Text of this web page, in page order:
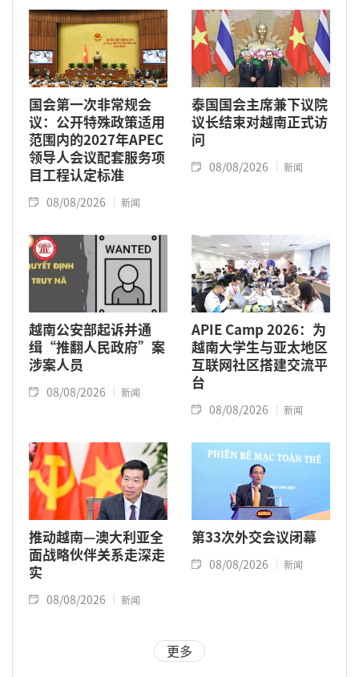
国会第一次非常规会
议：公开特殊政策适用
范围内的2027年APEC
领导人会议配套服务项
目工程认定标准
08/08/2026 新闻
泰国国会主席兼下议院
议长结束对越南正式访
问
08/08/2026 新闻
越南公安部起诉并通
缉“推翻人民政府”案
涉案人员
08/08/2026 新闻
APIE Camp 2026：为
越南大学生与亚太地区
互联网社区搭建交流平
台
08/08/2026 新闻
推动越南—澳大利亚全
面战略伙伴关系走深走
实
08/08/2026 新闻
第33次外交会议闭幕
08/08/2026 新闻
更多